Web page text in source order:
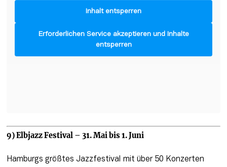
Inhalt entsperren
Erforderlichen Service akzeptieren und Inhalte
entsperren
9) Elbjazz Festival – 31. Mai bis 1. Juni
Hamburgs größtes Jazzfestival mit über 50 Konzerten